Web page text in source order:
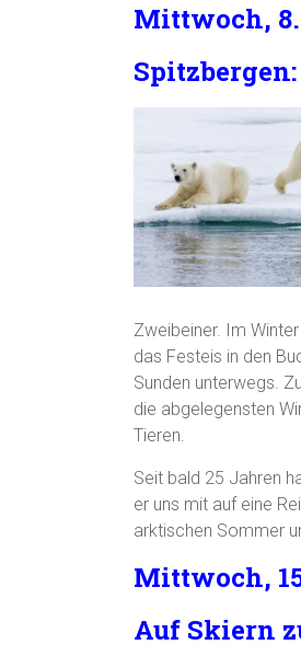
Mittwoch, 8.
Zweibeiner. Im
das Festeis in den
Sunden unterwegs.
die abgelegensten
Tieren.
Seit bald 25 Jahren
er uns mit auf eine
arktischen Sommer
Mittwoch,
Auf Skiern